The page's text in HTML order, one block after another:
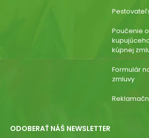
Poučenie
kúpnej
Formulár
zmluvy
ODOBERAŤ NÁŠ NEWSLETTER